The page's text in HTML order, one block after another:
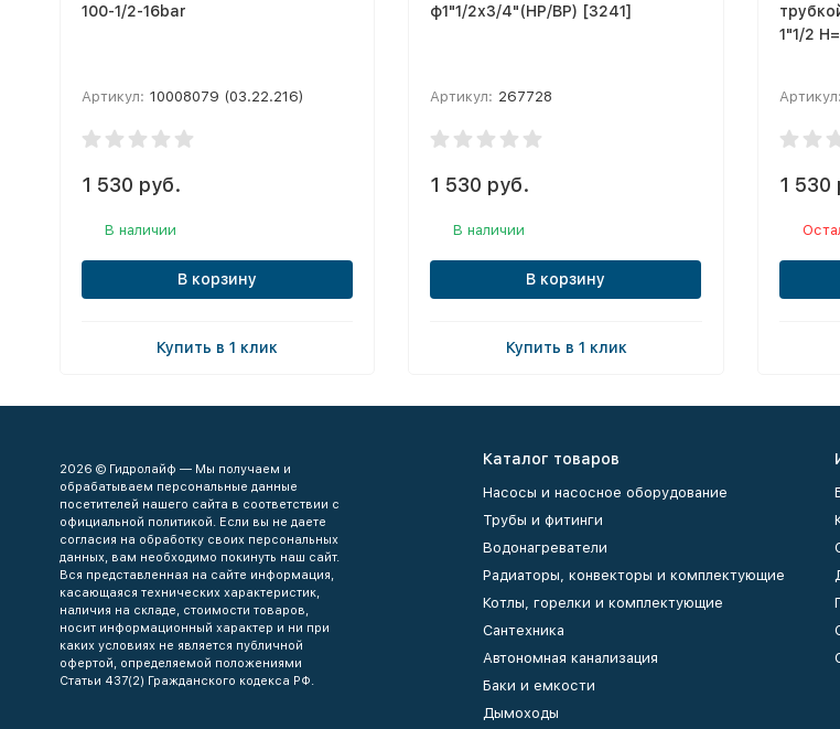
100-1/2-16bar
Артикул: 10008079 (03.22.216)
1 530 руб.
В наличии
В корзину
Купить в 1 клик
ф1"1/2х3/4"(НР/ВР) [3241]
Артикул: 267728
1 530 руб.
В наличии
В корзину
Купить в 1 клик
1"1/2
Артикул:
1 530
2026 © Гидролайф — Мы получаем и
обрабатываем персональные данные
посетителей нашего сайта в соответствии с
официальной политикой. Если вы не даете
согласия на обработку своих персональных
данных, вам необходимо покинуть наш сайт.
Вся представленная на сайте информация,
касающаяся технических характеристик,
наличия на складе, стоимости товаров,
носит информационный характер и ни при
каких условиях не является публичной
офертой, определяемой положениями
Статьи 437(2) Гражданского кодекса РФ.
Каталог товаров
Насосы и насосное оборудование
Трубы и фитинги
Водонагреватели
Радиаторы, конвекторы и комплектующие
Котлы, горелки и комплектующие
Сантехника
Автономная канализация
Баки и емкости
Дымоходы